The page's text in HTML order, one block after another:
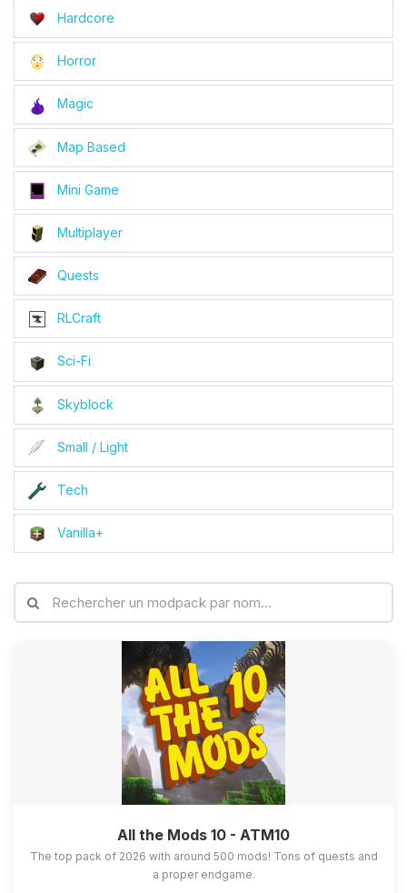
Hardcore
Horror
Magic
Map Based
Mini Game
Multiplayer
Quests
RLCraft
Sci-Fi
Skyblock
Small / Light
Tech
Vanilla+
All the Mods 10 - ATM10
The top pack of 2026 with around 500 mods! Tons of quests and
a proper endgame.